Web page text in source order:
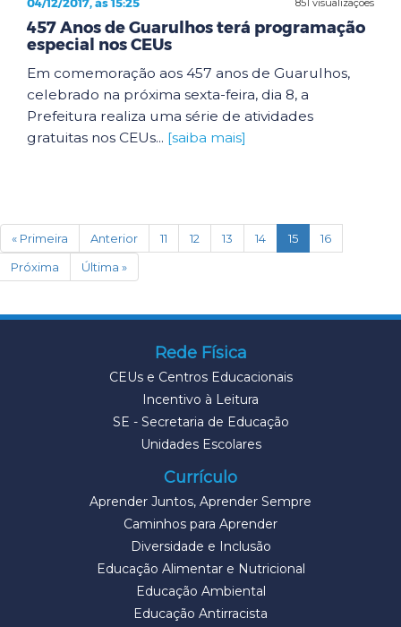
457 Anos de Guarulhos terá programação
especial nos CEUs
Em comemoração aos 457 anos de Guarulhos,
celebrado na próxima sexta-feira, dia 8, a
Prefeitura realiza uma série de atividades
gratuitas nos CEUs... [saiba mais]
« Primeira Anterior 11 12 13 14 15(current)
16
Próxima
Última »
Rede Física
CEUs e Centros Educacionais
Incentivo à Leitura
SE - Secretaria de Educação
Unidades Escolares
Currículo
Aprender Juntos, Aprender Sempre
Caminhos para Aprender
Diversidade e Inclusão
Educação Alimentar e Nutricional
Educação Ambiental
Educação Antirracista